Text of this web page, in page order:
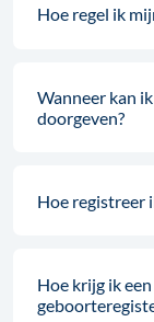
Hoe regel ik
Wanneer kan
doorgeven?
Hoe registreer
Hoe krijg ik